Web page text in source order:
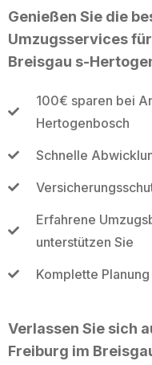
Genießen Sie die
Umzugsservices
Breisgau s-
100€ sparen bei
Hertogenbosch
Schnelle
Erfahrene
unterstützen Sie
Komplette
Verlassen Sie sich
Freiburg im